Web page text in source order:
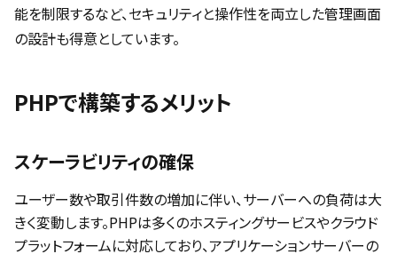
能を制限するなど、セキュリティと操作性を両立した管理画面
の設計も得意としています。
PHPで構築するメリット
スケーラビリティの確保
ユーザー数や取引件数の増加に伴い、サーバーへの負荷は大
きく変動します。PHPは多くのホスティングサービスやクラウド
プラットフォームに対応しており、アプリケーションサーバーの